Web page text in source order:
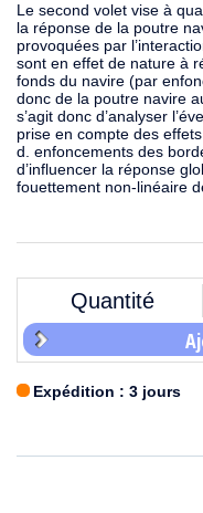
Le second volet vise à
la réponse de la poutre
provoquées par
sont en effet de nature à
fonds du navire (par
donc de la poutre navire
s’agit donc d’analyser
prise en compte des
d. enfoncements des
d’influencer la réponse
fouettement non-linéaire
Quantité
Expédition : 3 jours